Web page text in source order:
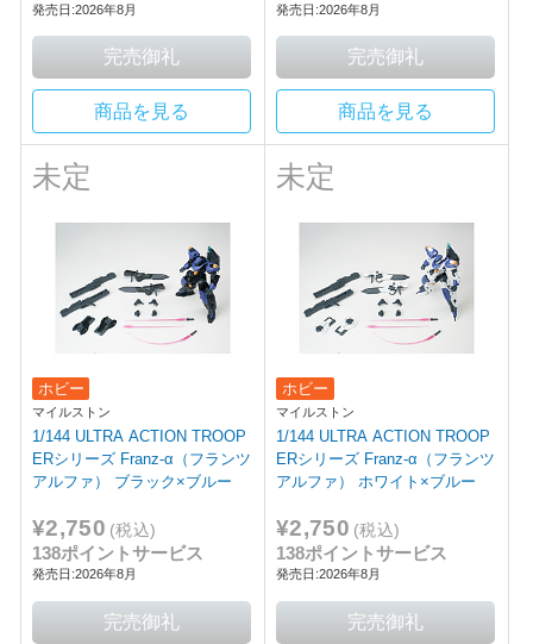
発売日:2026年8月
商品を見る
発売日:2026年8月
商品を見る
未定
ホビー
マイルストン
1/144 ULTRA ACTION TROOP
ERシリーズ Franz-α（フランツ
アルファ） ブラック×ブルー
¥2,750 (税込)
138ポイントサービス
発売日:2026年8月
未定
ホビー
マイルストン
1/144 ULTRA ACTION TROOP
ERシリーズ Franz-α（フランツ
アルファ） ホワイト×ブルー
¥2,750 (税込)
138ポイントサービス
発売日:2026年8月